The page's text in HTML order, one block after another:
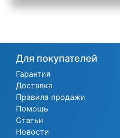
Для покупателей
Гарантия
Доставка
Правила продажи
Помощь
Статьи
Новости